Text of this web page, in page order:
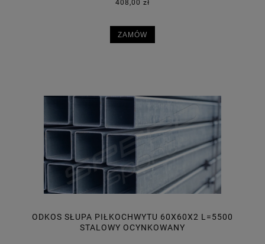
408,00 zł
ZAMÓW
ODKOS SŁUPA PIŁKOCHWYTU 60X60X2 L=5500
STALOWY OCYNKOWANY